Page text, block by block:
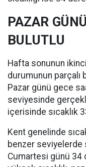
PAZAR
BULUTLU
Hafta sonunun
durumunun parçalı
Pazar günü gece
seviyesinde
içerisinde sıcaklık
Kent genelinde
benzer seviyelerde
Cumartesi günü 34